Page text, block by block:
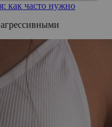
как часто нужно